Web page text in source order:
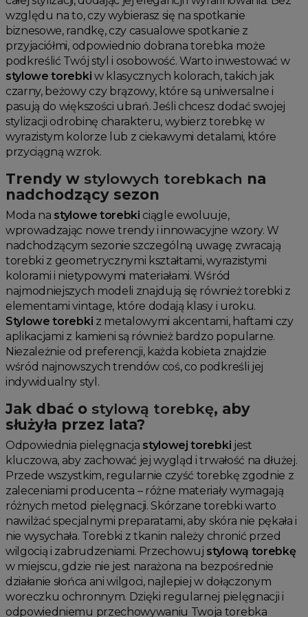
względu na to, czy wybierasz się na spotkanie
biznesowe, randkę, czy casualowe spotkanie z
przyjaciółmi, odpowiednio dobrana torebka może
podkreślić Twój styl i osobowość. Warto inwestować w
stylowe torebki w klasycznych kolorach, takich jak
czarny, beżowy czy brązowy, które są uniwersalne i
pasują do większości ubrań. Jeśli chcesz dodać swojej
stylizacji odrobinę charakteru, wybierz torebkę w
wyrazistym kolorze lub z ciekawymi detalami, które
przyciągną wzrok.
Trendy w stylowych torebkach na
nadchodzący sezon
Moda na stylowe torebki ciągle ewoluuje,
wprowadzając nowe trendy i innowacyjne wzory. W
nadchodzącym sezonie szczególną uwagę zwracają
torebki z geometrycznymi kształtami, wyrazistymi
kolorami i nietypowymi materiałami. Wśród
najmodniejszych modeli znajdują się również torebki z
elementami vintage, które dodają klasy i uroku.
Stylowe torebki z metalowymi akcentami, haftami czy
aplikacjami z kamieni są również bardzo popularne.
Niezależnie od preferencji, każda kobieta znajdzie
wśród najnowszych trendów coś, co podkreśli jej
indywidualny styl.
Jak dbać o stylową torebkę, aby
służyła przez lata?
Odpowiednia pielęgnacja stylowej torebki jest
kluczowa, aby zachować jej wygląd i trwałość na dłużej.
Przede wszystkim, regularnie czyść torebkę zgodnie z
zaleceniami producenta – różne materiały wymagają
różnych metod pielęgnacji. Skórzane torebki warto
nawilżać specjalnymi preparatami, aby skóra nie pękała i
nie wysychała. Torebki z tkanin należy chronić przed
wilgocią i zabrudzeniami. Przechowuj stylową torebkę
w miejscu, gdzie nie jest narażona na bezpośrednie
działanie słońca ani wilgoci, najlepiej w dołączonym
woreczku ochronnym. Dzięki regularnej pielęgnacji i
odpowiedniemu przechowywaniu Twoja torebka